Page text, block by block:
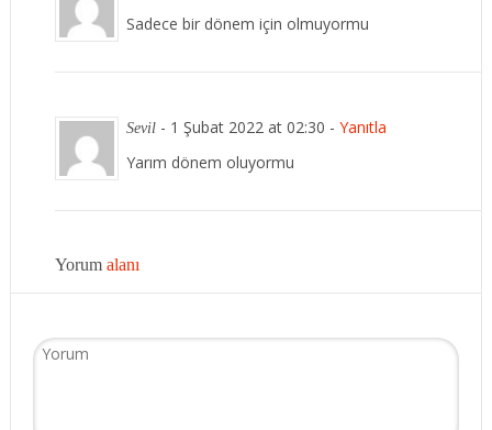
Sadece bir dönem için olmuyormu
Sevil- 1 Şubat 2022 at 02:30 - Yanıtla
Yarım dönem oluyormu
Yorum alanı